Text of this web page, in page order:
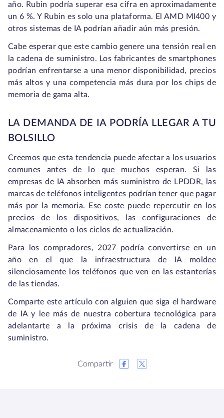
año. Rubin podría superar esa cifra en aproximadamente
un 6 %. Y Rubin es solo una plataforma. El AMD MI400 y
otros sistemas de IA podrían añadir aún más presión.
Cabe esperar que este cambio genere una tensión real en
la cadena de suministro. Los fabricantes de smartphones
podrían enfrentarse a una menor disponibilidad, precios
más altos y una competencia más dura por los chips de
memoria de gama alta.
LA DEMANDA DE IA PODRÍA LLEGAR A TU
BOLSILLO
Creemos que esta tendencia puede afectar a los usuarios
comunes antes de lo que muchos esperan. Si las
empresas de IA absorben más suministro de LPDDR, las
marcas de teléfonos inteligentes podrían tener que pagar
más por la memoria. Ese coste puede repercutir en los
precios de los dispositivos, las configuraciones de
almacenamiento o los ciclos de actualización.
Para los compradores, 2027 podría convertirse en un
año en el que la infraestructura de IA moldee
silenciosamente los teléfonos que ven en las estanterías
de las tiendas.
Comparte este artículo con alguien que siga el hardware
de IA y lee más de nuestra cobertura tecnológica para
adelantarte a la próxima crisis de la cadena de
suministro.
Compartir